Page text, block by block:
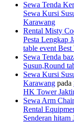
Sewa Tenda
Sewa Kursi
Karawang
Rental Misty
Pesta Lengkap
table event
Sewa Tenda
Susun,Round
Sewa Kursi
Karawang pada
HK Tower
Sewa Arm
Rental
Senderan hitam